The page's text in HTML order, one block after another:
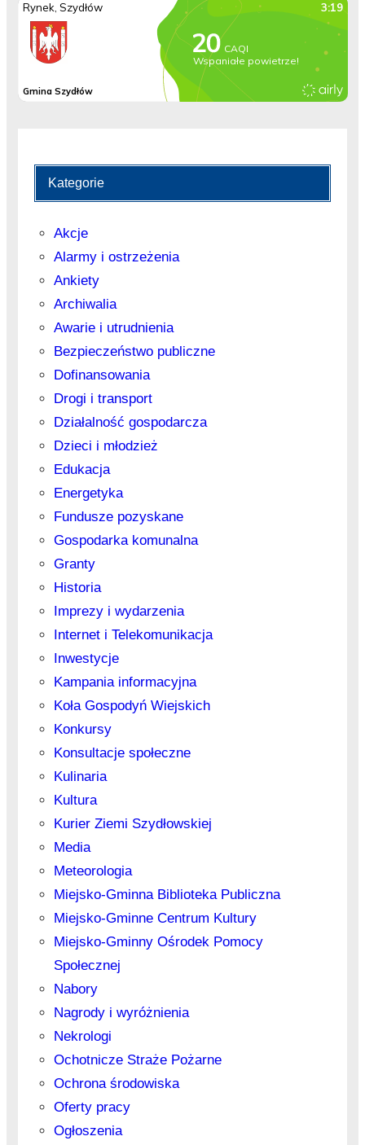
Kategorie
Akcje
Alarmy i ostrzeżenia
Ankiety
Archiwalia
Awarie i utrudnienia
Bezpieczeństwo publiczne
Dofinansowania
Drogi i transport
Działalność gospodarcza
Dzieci i młodzież
Edukacja
Energetyka
Fundusze pozyskane
Gospodarka komunalna
Granty
Historia
Imprezy i wydarzenia
Internet i Telekomunikacja
Inwestycje
Kampania informacyjna
Koła Gospodyń Wiejskich
Konkursy
Konsultacje społeczne
Kulinaria
Kultura
Kurier Ziemi Szydłowskiej
Media
Meteorologia
Miejsko-Gminna Biblioteka Publiczna
Miejsko-Gminne Centrum Kultury
Miejsko-Gminny Ośrodek Pomocy
Społecznej
Nabory
Nagrody i wyróżnienia
Nekrologi
Ochotnicze Straże Pożarne
Ochrona środowiska
Oferty pracy
Ogłoszenia